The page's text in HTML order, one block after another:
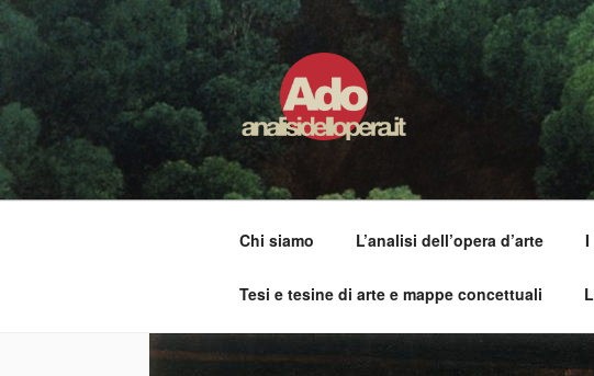
Salta
al
contenuto
ADO ANALISI
Osservare le opere d'arte per capirle e
Chi siamo L’analisi dell’opera d’arte I
Tesi e tesine di arte e mappe concettuali